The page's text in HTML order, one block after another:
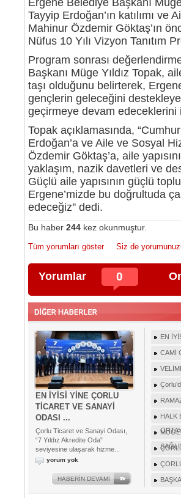
Ergene Belediye Başkanı
Tayyip Erdoğan’ın katılımı
Mahinur Özdemir Göktaş’ın
Nüfus 10 Yılı Vizyon Tanıtım
Program sonrası
Başkanı Müge Yıldız Topak,
taşı olduğunu belirterek,
gençlerin geleceğini
geçirmeye devam edeceklerini
Topak açıklamasında,
Erdoğan’a ve Aile ve Sosyal
Özdemir Göktaş’a, aile
yaklaşım, nazik davetleri ve
Güçlü aile yapısının güçlü
Ergene’mizde bu doğrultuda
edeceğiz'' dedi.
Bu haber 244kez okunmuştur.
Tüm yorumları göster Siz de
Yorumlar 0
EN İYİSİ YİNE ÇORLU
TİCARET VE SANAYİ
ODASI ...
Çorlu Ticaret ve Sanayi Odası,
“7 Yıldız Akredite Oda”
seviyesine ulaşarak hizme...
yorum yok
HABERİN DEVAMI
EN
CAMİ
HALK